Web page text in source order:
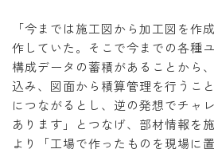
「今までは施工図から加工図を作
作していた。そこで今までの各種
構成データの蓄積があることから
込み、図面から積算管理を行うこ
につながるとし、逆の発想でチャ
あります」とつなげ、部材情報を
より「工場で作ったものを現場に